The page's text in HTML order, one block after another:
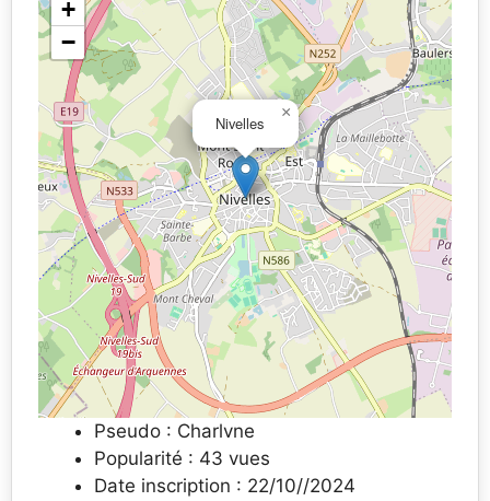
Nivelles
×
+
−
Pseudo : Charlvne
Popularité : 43 vues
Date inscription : 22/10//2024